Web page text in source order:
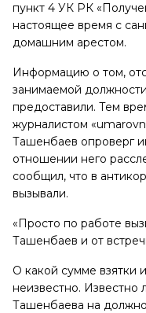
пункт 4 УК РК
настоящее время с
домашним арестом.
Информацию о том,
занимаемой
предоставили. Тем
журналистом
Ташенбаев опроверг
отношении него
сообщил, что в
вызывали.
«Просто по работе
Ташенбаев и от
О какой сумме взятки
неизвестно. Известно
Ташенбаева на